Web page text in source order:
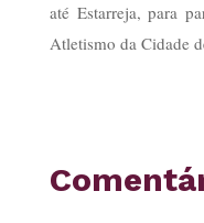
até Estarreja, para
Atletismo da Cidade